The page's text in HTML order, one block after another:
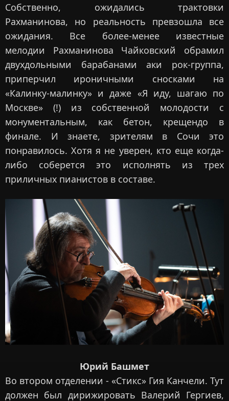
Собственно, ожидались трактовки
Рахманинова, но реальность превзошла все
ожидания. Все более-менее известные
мелодии Рахманинова Чайковский обрамил
двухдольными барабанами аки рок-группа,
приперчил ироничными сносками на
«Калинку-малинку» и даже «Я иду, шагаю по
Москве» (!) из собственной молодости с
монументальным, как бетон, крещендо в
финале. И знаете, зрителям в Сочи это
понравилось. Хотя я не уверен, кто еще когда-
либо соберется это исполнять из трех
приличных пианистов в составе.
Юрий Башмет
Во втором отделении - «Стикс» Гия Канчели. Тут
должен был дирижировать Валерий Гергиев,